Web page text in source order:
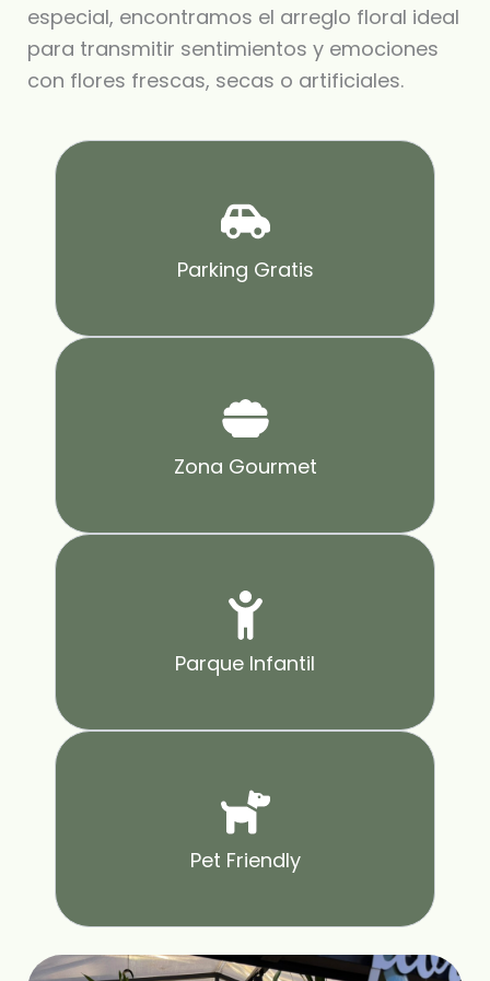
especial, encontramos el arreglo floral ideal
para transmitir sentimientos y emociones
con flores frescas, secas o artificiales.
Parking Gratis
Zona Gourmet
Parque Infantil
Pet Friendly